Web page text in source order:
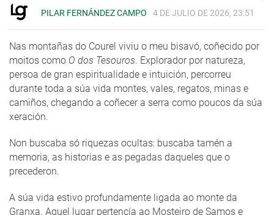
PILAR FERNÁNDEZ CAMPO 4 DE JULIO DE 2026, 23:51
Nas montañas do Courel viviu o meu bisavó, coñecido por
moitos como O dos Tesouros. Explorador por natureza,
persoa de gran espiritualidade e intuición, percorreu
durante toda a súa vida montes, vales, regatos, minas e
camiños, chegando a coñecer a serra como poucos da súa
xeración.
Non buscaba só riquezas ocultas: buscaba tamén a
memoria, as historias e as pegadas daqueles que o
precederon.
A súa vida estivo profundamente ligada ao monte da
Granxa. Aquel lugar pertencía ao Mosteiro de Samos e